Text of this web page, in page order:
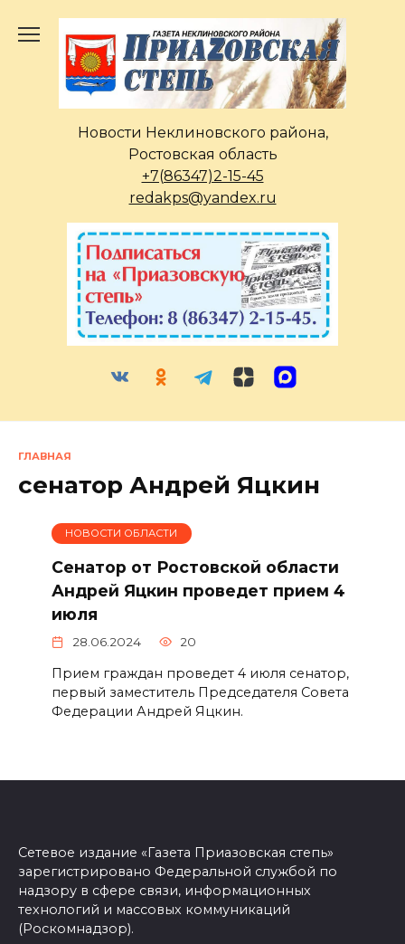
содержанию
Новости Неклиновского района,
Ростовская область
+7(86347)2-15-45
redakps@yandex.ru
ГЛАВНАЯ
сенатор Андрей Яцкин
НОВОСТИ ОБЛАСТИ
Сенатор от Ростовской области
Андрей Яцкин проведет прием 4
июля
28.06.2024 20
Прием граждан проведет 4 июля сенатор,
первый заместитель Председателя Совета
Федерации Андрей Яцкин.
Сетевое издание «Газета Приазовская степь»
зарегистрировано Федеральной службой по
надзору в сфере связи, информационных
технологий и массовых коммуникаций
(Роскомнадзор).